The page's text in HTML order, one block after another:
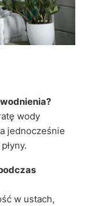
wody
jednocześnie
w ustach,